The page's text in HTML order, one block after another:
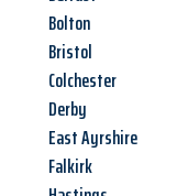
Bolton
Bristol
Colchester
Derby
East Ayrshire
Falkirk